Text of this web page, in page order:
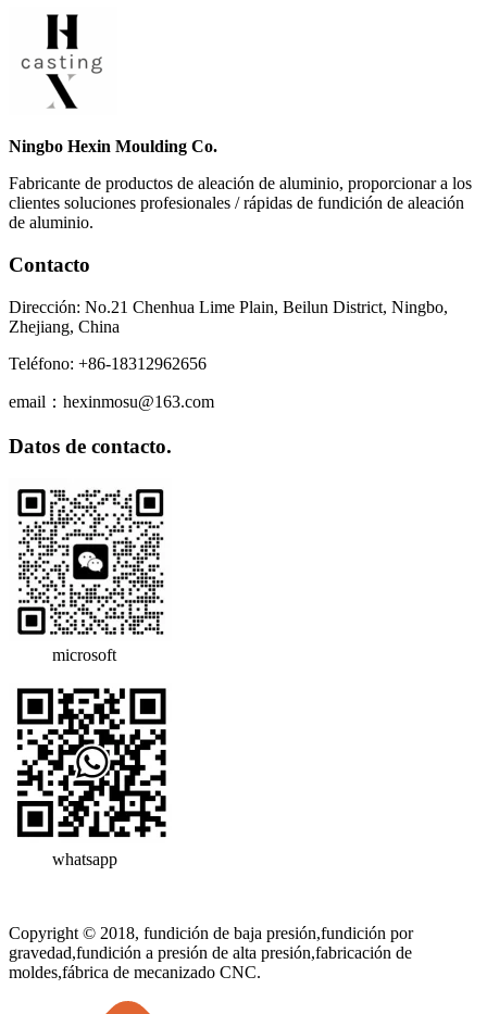
Ningbo Hexin Moulding Co.
Fabricante de productos de aleación de aluminio, proporcionar a los
clientes soluciones profesionales / rápidas de fundición de aleación
de aluminio.
Contacto
Dirección: No.21 Chenhua Lime Plain, Beilun District, Ningbo,
Zhejiang, China
Teléfono: +86-18312962656
email：hexinmosu@163.com
Datos de contacto.
microsoft
whatsapp
Copyright © 2018, fundición de baja presión,fundición por
gravedad,fundición a presión de alta presión,fabricación de
moldes,fábrica de mecanizado CNC.